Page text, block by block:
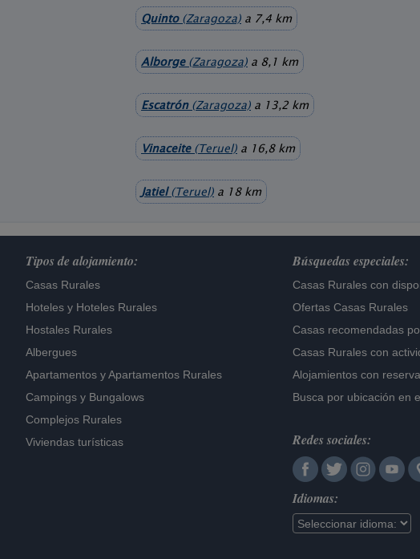
Quinto(Zaragoza) a 7,4 km
Alborge(Zaragoza) a 8,1 km
Escatrón(Zaragoza) a 13,2 km
Vinaceite(Teruel) a 16,8 km
Jatiel(Teruel) a 18 km
Tipos de alojamiento:
Casas Rurales
Hoteles y Hoteles Rurales
Hostales Rurales
Albergues
Apartamentos yApartamentos Rurales
Campings y Bungalows
Complejos Rurales
Viviendas turísticas
Búsquedas especiales:
Casas Rurales con
Ofertas Casas Rurales
Casas recomendadas
Casas Rurales con
Alojamientos con
Busca por ubicación en
Redes sociales:
Idiomas: